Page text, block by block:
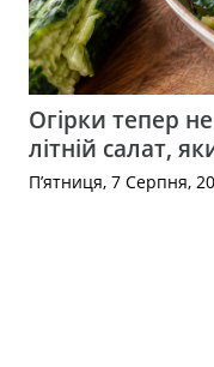
Огірки тепер
літній салат,
П’ятниця, 7 Серпня,